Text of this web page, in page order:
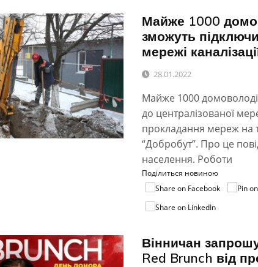
Майже 1000
зможуть
мережі
28.01.2022
Майже 1000
до централізованої
прокладання мереж на
“Добробут”. Про це
населення. Роботи
Поділиться новиною
Вінничан
Red Brunch від